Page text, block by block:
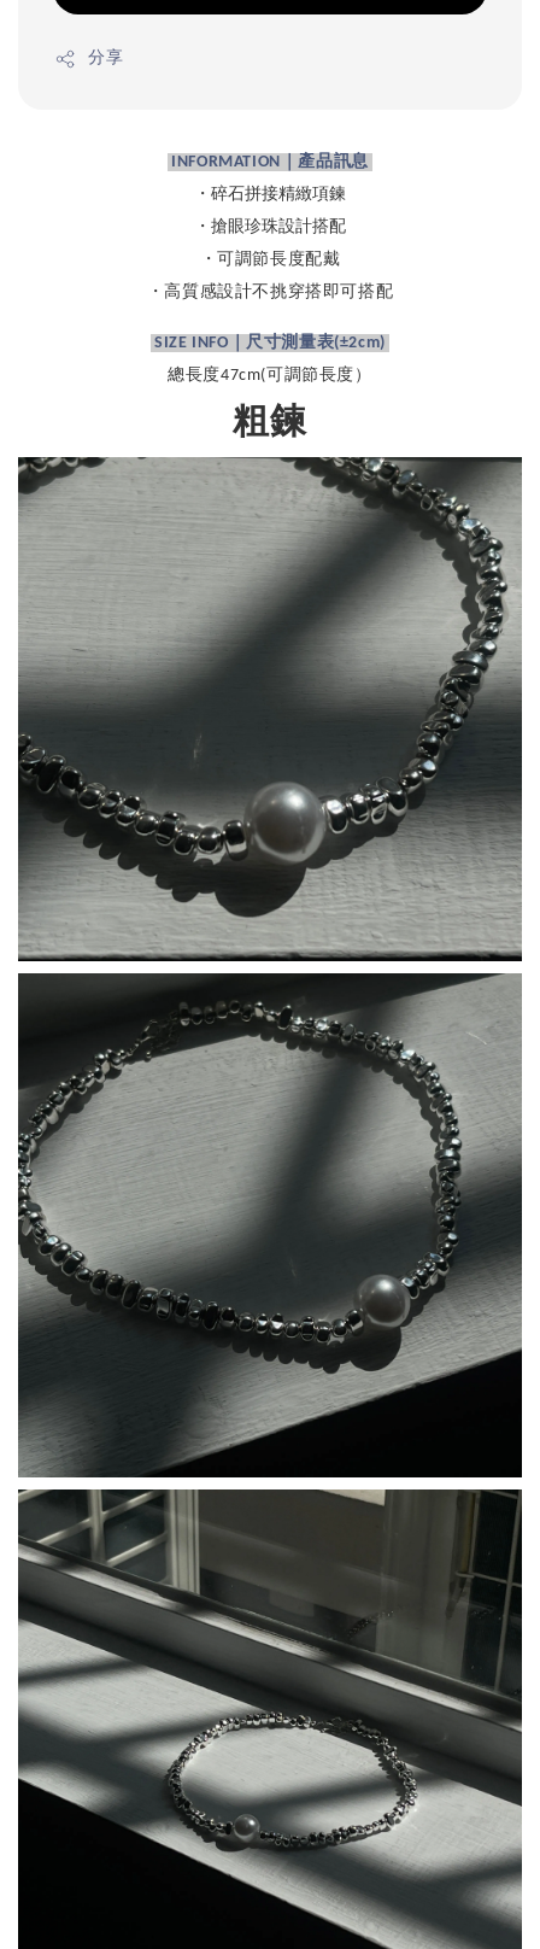
分享
INFORMATION｜產品訊息
・碎石拼接精緻項鍊
・搶眼珍珠設計搭配
・可調節長度配戴
・高質感設計不挑穿搭即可搭配
SIZE INFO｜尺寸測量表(±2cm)
總長度47cm(可調節長度）
粗鍊